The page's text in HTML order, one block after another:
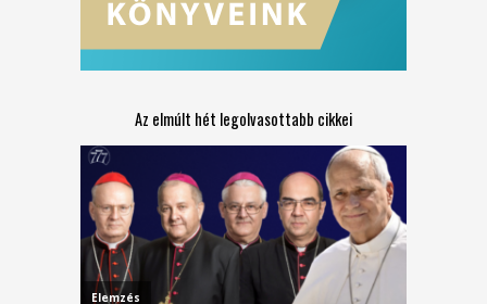
Az elmúlt hét legolvasottabb cikkei